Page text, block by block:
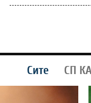
Сите СП